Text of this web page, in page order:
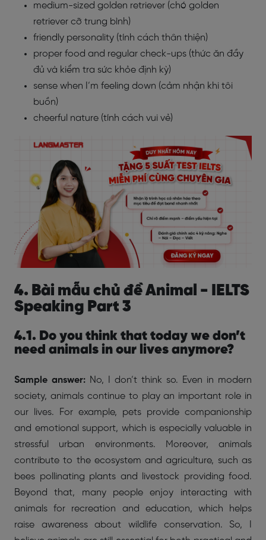
medium-sized golden retriever (chó golden
retriever cỡ trung bình)
friendly personality (tính cách thân thiện)
proper food and regular check-ups (thức ăn đầy
đủ và kiểm tra sức khỏe định kỳ)
sense when I’m feeling down (cảm nhận khi tôi
buồn)
cheerful nature (tính cách vui vẻ)
4. Bài mẫu chủ đề Animal - IELTS
Speaking Part 3
4.1. Do you think that today we don’t
need animals in our lives anymore?
Sample answer: No, I don’t think so. Even in modern
society, animals continue to play an important role in
our lives. For example, pets provide companionship
and emotional support, which is especially valuable in
stressful urban environments. Moreover, animals
contribute to the ecosystem and agriculture, such as
bees pollinating plants and livestock providing food.
Beyond that, many people enjoy interacting with
animals for recreation and education, which helps
raise awareness about wildlife conservation. So, I